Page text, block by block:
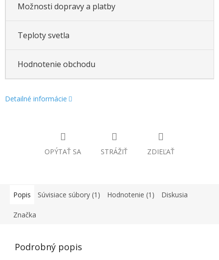
Možnosti dopravy a platby
Teploty svetla
Hodnotenie obchodu
Detailné informácie
OPÝTAŤ SA STRÁŽIŤ ZDIEĽAŤ
Popis Súvisiace súbory (1) Hodnotenie (1) Diskusia
Značka
Podrobný popis